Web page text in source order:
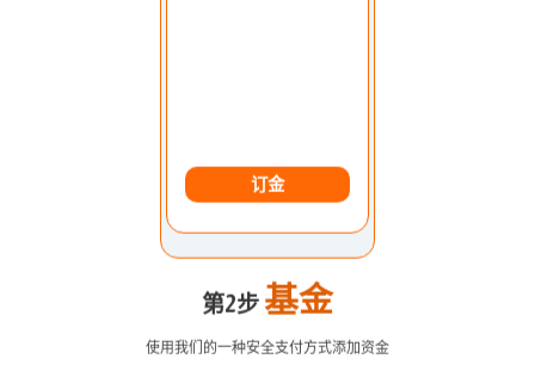
订金
第2步基金
使用我们的一种安全支付方式添加资金